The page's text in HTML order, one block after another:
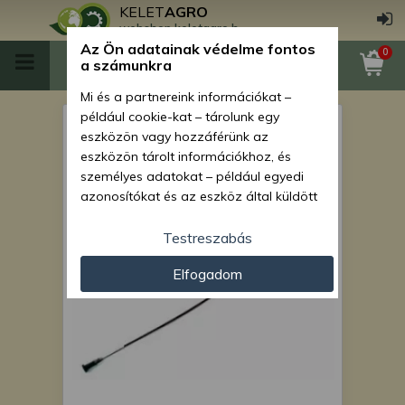
KELETAGRO
webshop.keletagro.hu
0
MTZ fűtéscsap működtető
bowden
Az Ön adatainak védelme fontos
a számunkra
Mi és a partnereink információkat –
például cookie-kat – tárolunk egy
eszközön vagy hozzáférünk az
eszközön tárolt információkhoz, és
személyes adatokat – például egyedi
azonosítókat és az eszköz által küldött
személyre szabott hirdetések és
tartalom nyújtásához, hirdetés- és
tartalomméréshez, nézettségi adatok
gyűjtéséhez, valamint termékek
kifejlesztéséhez és a termékek
javításához. Az Ön engedélyével mi és a
partnereink eszközleolvasásos
módszerrel szerzett pontos geolokációs
Testreszabás
Elfogadom